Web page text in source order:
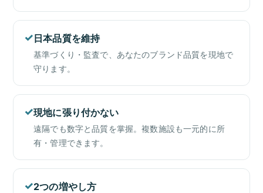
✓日本品質を維持
基準づくり・監査で、あなたのブランド品質を現地で
守ります。
✓現地に張り付かない
遠隔でも数字と品質を掌握。複数施設も一元的に所
有・管理できます。
✓2つの増やし方